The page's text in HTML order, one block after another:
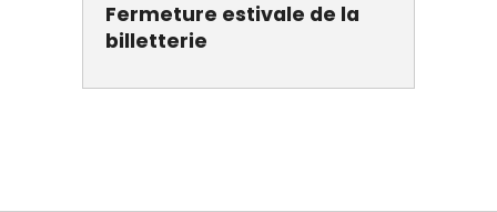
Fermeture estivale de la
billetterie